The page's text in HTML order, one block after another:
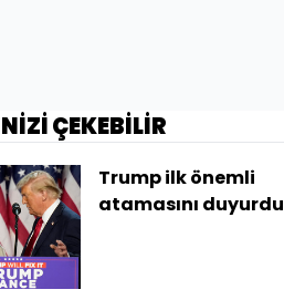
ÇEKEBİLİR
Trump ilk önemli
atamasını duyurdu